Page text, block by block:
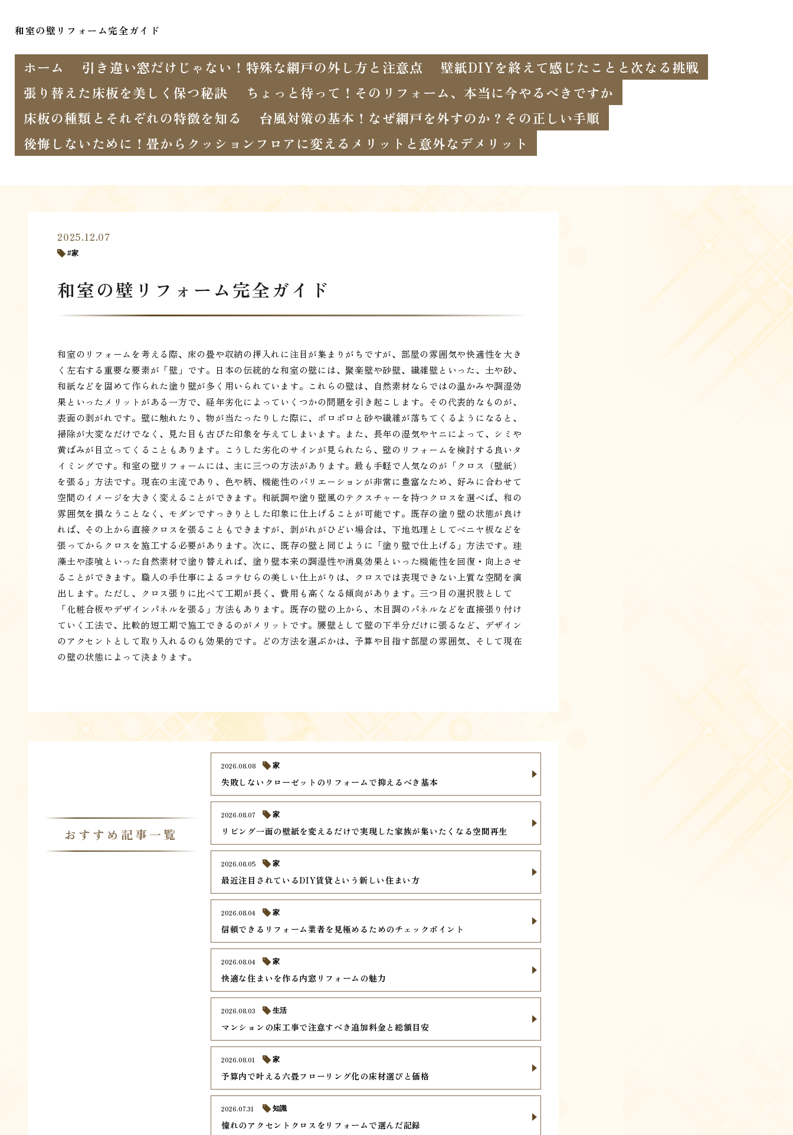
和室の壁リフォーム完全ガイド
ホーム 引き違い窓だけじゃない！特殊な網戸の外し方と注意点
壁紙DIYを終えて感じたことと次なる挑戦
張り替えた床板を美しく保つ秘訣
ちょっと待って！そのリフォーム、本当に今やるべきですか
床板の種類とそれぞれの特徴を知る
台風対策の基本！なぜ網戸を外すのか？その正しい手順
後悔しないために！畳からクッションフロアに変えるメリットと意外なデメリット
2025.12.07
家
和室の壁リフォーム完全ガイド
和室のリフォームを考える際、床の畳や収納の押入れに注目が集まりがちですが、部屋の雰囲気や快適性を大き
く左右する重要な要素が「壁」です。日本の伝統的な和室の壁には、聚楽壁や砂壁、繊維壁といった、土や砂、
和紙などを固めて作られた塗り壁が多く用いられています。これらの壁は、自然素材ならではの温かみや調湿効
果といったメリットがある一方で、経年劣化によっていくつかの問題を引き起こします。その代表的なものが、
表面の剥がれです。壁に触れたり、物が当たったりした際に、ポロポロと砂や繊維が落ちてくるようになると、
掃除が大変なだけでなく、見た目も古びた印象を与えてしまいます。また、長年の湿気やヤニによって、シミや
黄ばみが目立ってくることもあります。こうした劣化のサインが見られたら、壁のリフォームを検討する良いタ
イミングです。和室の壁リフォームには、主に三つの方法があります。最も手軽で人気なのが「クロス（壁紙）
を張る」方法です。現在の主流であり、色や柄、機能性のバリエーションが非常に豊富なため、好みに合わせて
空間のイメージを大きく変えることができます。和紙調や塗り壁風のテクスチャーを持つクロスを選べば、和の
雰囲気を損なうことなく、モダンですっきりとした印象に仕上げることが可能です。既存の塗り壁の状態が良け
れば、その上から直接クロスを張ることもできますが、剥がれがひどい場合は、下地処理としてベニヤ板などを
張ってからクロスを施工する必要があります。次に、既存の壁と同じように「塗り壁で仕上げる」方法です。珪
藻土や漆喰といった自然素材で塗り替えれば、塗り壁本来の調湿性や消臭効果といった機能性を回復・向上させ
ることができます。職人の手仕事によるコテむらの美しい仕上がりは、クロスでは表現できない上質な空間を演
出します。ただし、クロス張りに比べて工期が長く、費用も高くなる傾向があります。三つ目の選択肢として
「化粧合板やデザインパネルを張る」方法もあります。既存の壁の上から、木目調のパネルなどを直接張り付け
ていく工法で、比較的短工期で施工できるのがメリットです。腰壁として壁の下半分だけに張るなど、デザイン
のアクセントとして取り入れるのも効果的です。どの方法を選ぶかは、予算や目指す部屋の雰囲気、そして現在
の壁の状態によって決まります。
おすすめ記事一覧
失敗しないクローゼットのリフォームで抑えるべき基本
2026.08.08 家
リビング一面の壁紙を変えるだけで実現した家族が集いたくなる空間再生
2026.08.07 家
最近注目されているDIY賃貸という新しい住まい方
2026.08.05 家
信頼できるリフォーム業者を見極めるためのチェックポイント
2026.08.04 家
快適な住まいを作る内窓リフォームの魅力
2026.08.04 家
マンションの床工事で注意すべき追加料金と総額目安
2026.08.03 生活
予算内で叶える六畳フローリング化の床材選びと価格
2026.08.01 家
憧れのアクセントクロスをリフォームで選んだ記録
2026.07.31 知識